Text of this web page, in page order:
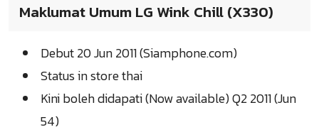
Maklumat Umum LG Wink Chill (X330)
Debut 20 Jun 2011 (Siamphone.com)
Status in store thai
Kini boleh didapati (Now available) Q2 2011 (Jun
54)